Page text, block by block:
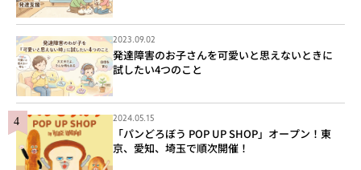
2023.09.02
発達障害のお子さんを可愛いと思えないときに
試したい4つのこと
2024.05.15
「パンどろぼう POP UP SHOP」オープン！東
京、愛知、埼玉で順次開催！